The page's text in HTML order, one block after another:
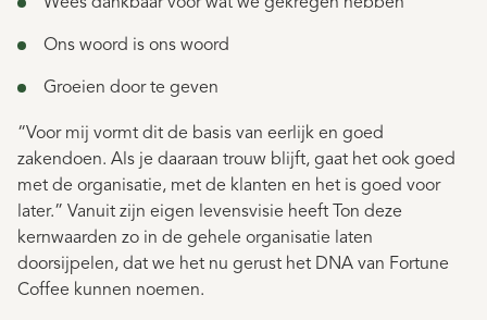
Ons woord is ons woord
Groeien door te geven
“Voor mij vormt dit de basis van eerlijk en goed
zakendoen. Als je daaraan trouw blijft, gaat het ook goed
met de organisatie, met de klanten en het is goed voor
later.” Vanuit zijn eigen levensvisie heeft Ton deze
kernwaarden zo in de gehele organisatie laten
doorsijpelen, dat we het nu gerust het DNA van Fortune
Coffee kunnen noemen.